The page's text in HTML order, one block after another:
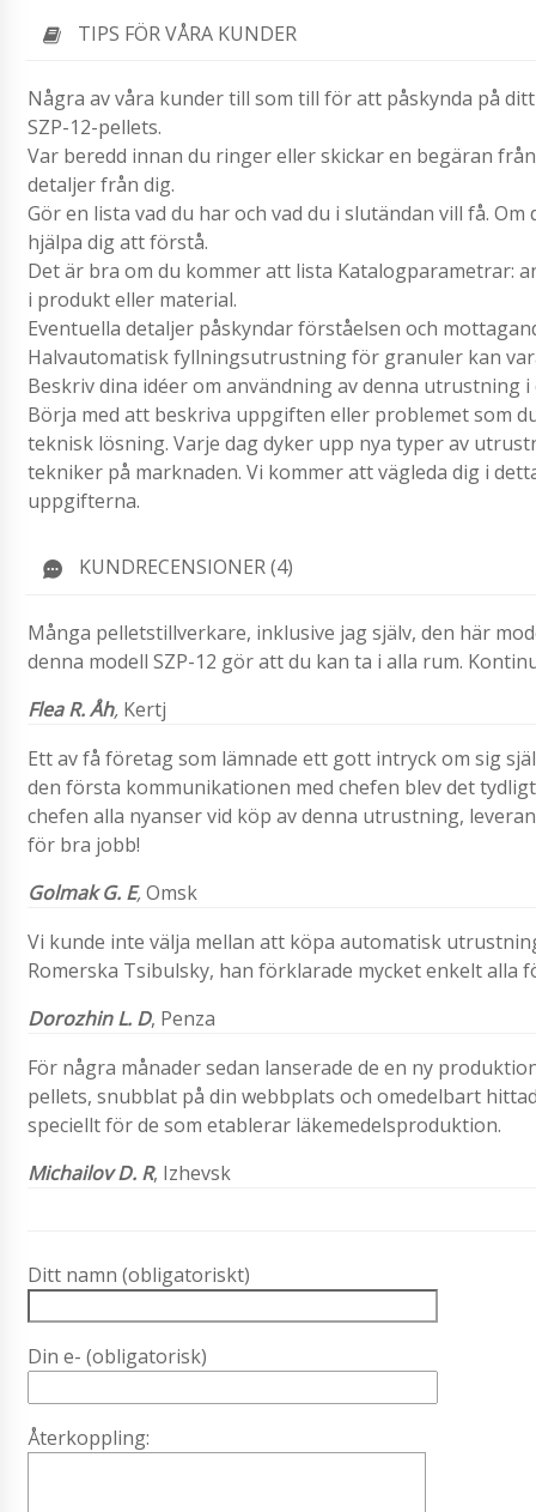
TIPS FÖR VÅRA KUNDER
Några av våra kunder till som till för att påskynda på
SZP-12-pellets.
Var beredd innan du ringer eller skickar en begäran
detaljer från dig.
Gör en lista vad du har och vad du i slutändan vill få.
hjälpa dig att förstå.
Det är bra om du kommer att lista Katalogparametrar:
i produkt eller material.
Eventuella detaljer påskyndar förståelsen och
Halvautomatisk fyllningsutrustning för granuler kan
Beskriv dina idéer om användning av denna utrustning
Börja med att beskriva uppgiften eller problemet som
teknisk lösning. Varje dag dyker upp nya typer av
tekniker på marknaden. Vi kommer att vägleda dig i
uppgifterna.
KUNDRECENSIONER (4)
Många pelletstillverkare, inklusive jag själv, den här
denna modell SZP-12 gör att du kan ta i alla rum.
Flea R. Åh, Kertj
Ett av få företag som lämnade ett gott intryck om sig
den första kommunikationen med chefen blev det
chefen alla nyanser vid köp av denna utrustning,
för bra jobb!
Golmak G. E,Omsk
Vi kunde inte välja mellan att köpa automatisk
Romerska Tsibulsky, han förklarade mycket enkelt alla
Dorozhin L. D, Penza
För några månader sedan lanserade de en ny
pellets, snubblat på din webbplats och omedelbart
speciellt för de som etablerar läkemedelsproduktion.
Michailov D. R, Izhevsk
Ditt namn (obligatoriskt)
Din e- (obligatorisk)
Återkoppling: